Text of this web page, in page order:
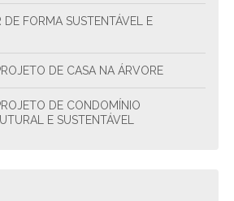
DE CASA NA ÁRVORE
E SUSTENTÁVEL